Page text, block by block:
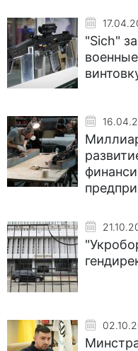
"Sich"